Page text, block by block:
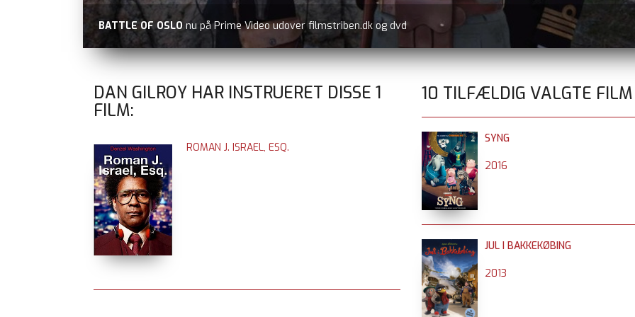
BATTLE OF OSLO nu på Prime Video udover filmstriben.dk og dvd
DAN GILROY HAR INSTRUERET DISSE 1
FILM:
ROMAN J. ISRAEL, ESQ.
10 TILFÆLDIG VALGTE FILM
SYNG
2016
JUL I BAKKEKØBING
2013